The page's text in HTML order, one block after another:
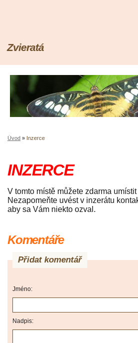
Zvieratá
Úvod » Inzerce
INZERCE
V tomto místě můžete zdarma
Nezapomeňte uvést v inzerátu
aby sa Vám niekto ozval.
Komentáře
Přidat komentář
Jméno:
Nadpis: